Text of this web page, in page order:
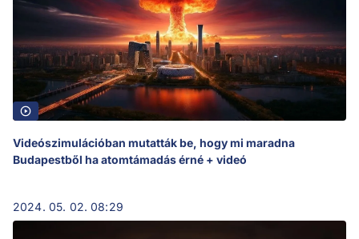
Videószimulációban mutatták be, hogy mi maradna
Budapestből ha atomtámadás érné + videó
2024. 05. 02. 08:29